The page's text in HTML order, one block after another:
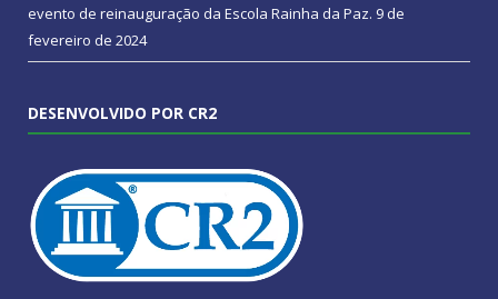
evento de reinauguração da Escola Rainha da Paz. 9 de
fevereiro de 2024
DESENVOLVIDO POR CR2